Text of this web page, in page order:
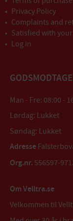
Privacy Policy
Complaints and
Satisfied with
Log in
Man - Fre: 08:00 -
Lørdag: Lukket
Søndag: Lukket
Adresse
Org.nr. 556597-
Om Velltra.se
Velkommen til